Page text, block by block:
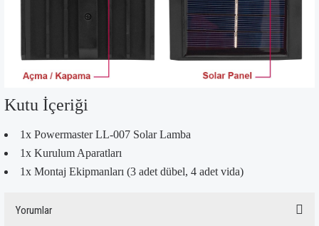
Kutu İçeriği
1x Powermaster LL-007 Solar Lamba
1x Kurulum Aparatları
1x Montaj Ekipmanları (3 adet dübel, 4 adet vida)
Yorumlar